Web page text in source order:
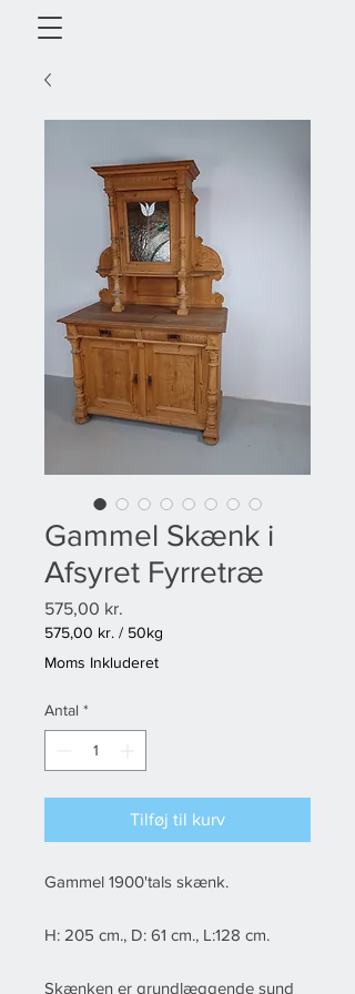
Gammel Skænk i
Afsyret Fyrretræ
575,00 kr.
575,00 kr. / 50kg
575,00 kr.
pr.
Kg
Moms Inkluderet
Antal *
Tilføj til kurv
Gammel 1900'tals skænk.
H: 205 cm., D: 61 cm., L:128 cm.
Skænken er grundlæggende sund